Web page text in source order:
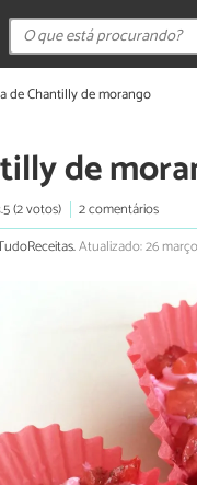
de Chantilly de morango
de
(2 votos)
2 comentários
Atualizado: 26